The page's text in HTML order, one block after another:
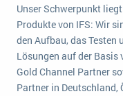
ERP-Trends in der
Unser Schwerpunkt
Produkte von IFS: Wir
den Aufbau, das
Lösungen auf der Basis
Gold Channel Partner
Partner in Deutschland,